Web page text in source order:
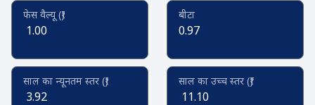
फेस वैल्यू (₹)
1.00
बीटा
0.97
साल का न्यूनतम स्तर (₹)
3.92
साल का उच्च स्तर (₹)
11.10